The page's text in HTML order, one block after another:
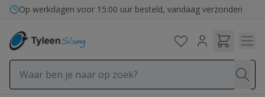
Ga naar de inhoud
Op werkdagen voor 15:00 uur besteld, vandaag verzonden